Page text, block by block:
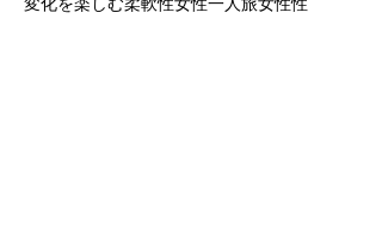
人間関係 人間関係の不完了